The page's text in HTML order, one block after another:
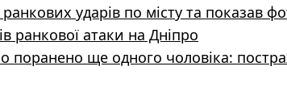
ударів по місту та показав
ранкової атаки на Дніпро
поранено ще одного чоловіка: